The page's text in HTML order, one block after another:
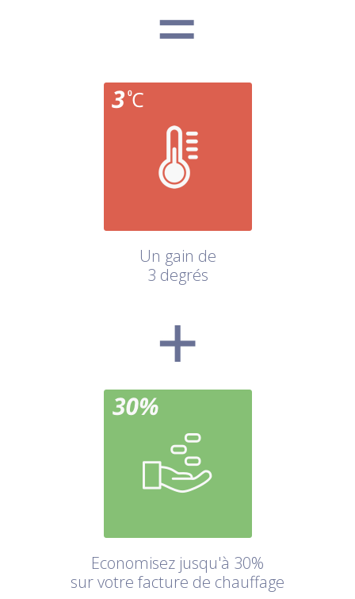
Un gain de
3 degrés
Economisez jusqu'à 30%
sur votre facture de chauffage